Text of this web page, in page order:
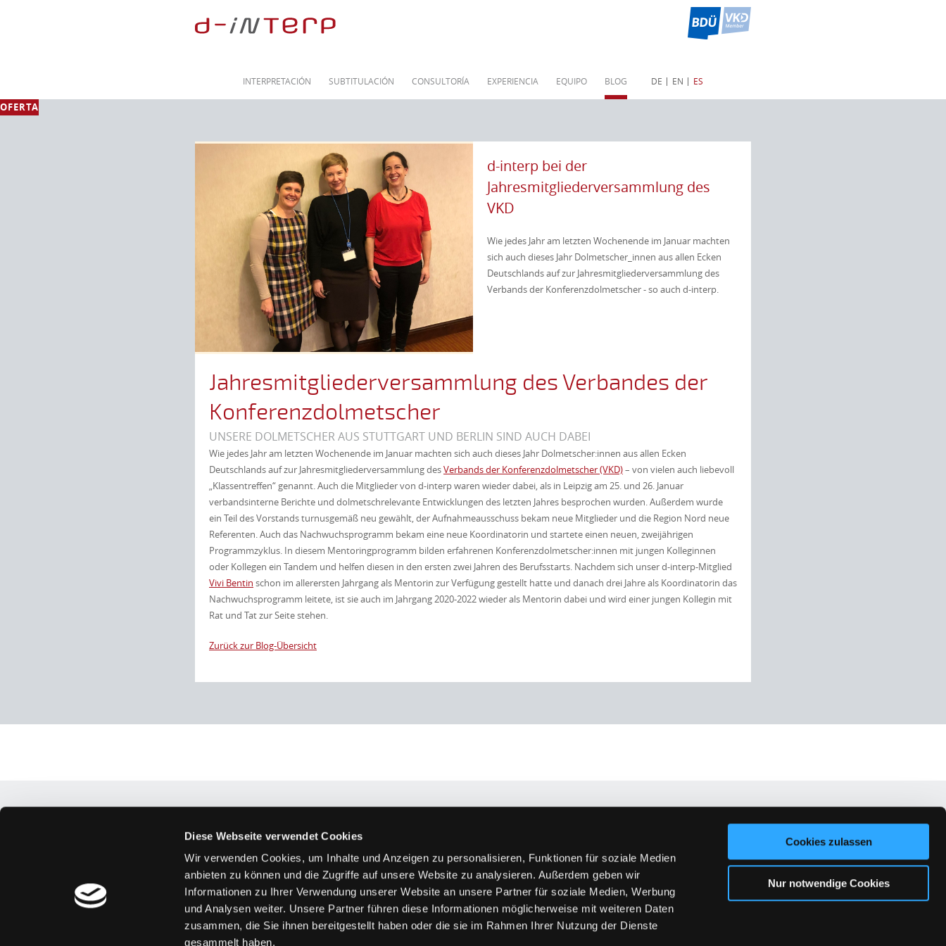
Diese Webseite verwendet Cookies
Wir verwenden Cookies, um Inhalte und Anzeigen zu personalisieren, Funktionen für soziale Medien
anbieten zu können und die Zugriffe auf unsere Website zu analysieren. Außerdem geben wir
Informationen zu Ihrer Verwendung unserer Website an unsere Partner für soziale Medien, Werbung
und Analysen weiter. Unsere Partner führen diese Informationen möglicherweise mit weiteren Daten
zusammen, die Sie ihnen bereitgestellt haben oder die sie im Rahmen Ihrer Nutzung der Dienste
gesammelt haben.
Cookies zulassen
Nur notwendige Cookies
DE EN ES
INTERPRETACIÓN SUBTITULACIÓN CONSULTORÍA EXPERIENCIA EQUIPO BLOG
OFERTA
d-interp bei der
Jahresmitgliederversammlung des
VKD
Wie jedes Jahr am letzten Wochenende im Januar machten
sich auch dieses Jahr Dolmetscher_innen aus allen Ecken
Deutschlands auf zur Jahresmitgliederversammlung des
Verbands der Konferenzdolmetscher - so auch d-interp.
Jahresmitgliederversammlung des Verbandes der
Konferenzdolmetscher
UNSERE DOLMETSCHER AUS STUTTGART UND BERLIN SIND AUCH DABEI
Wie jedes Jahr am letzten Wochenende im Januar machten sich auch dieses Jahr Dolmetscher:innen aus allen Ecken
Deutschlands auf zur Jahresmitgliederversammlung desVerbands der Konferenzdolmetscher (VKD)– von vielen auch liebevoll
„Klassentreffen“ genannt. Auch die Mitglieder von d-interp waren wieder dabei, als in Leipzig am 25. und 26. Januar
verbandsinterne Berichte und dolmetschrelevante Entwicklungen des letzten Jahres besprochen wurden. Außerdem wurde
ein Teil des Vorstands turnusgemäß neu gewählt, der Aufnahmeausschuss bekam neue Mitglieder und die Region Nord neue
Referenten. Auch das Nachwuchsprogramm bekam eine neue Koordinatorin und startete einen neuen, zweijährigen
Programmzyklus. In diesem Mentoringprogramm bilden erfahrenen Konferenzdolmetscher:innen mit jungen Kolleginnen
oder Kollegen ein Tandem und helfen diesen in den ersten zwei Jahren des Berufsstarts. Nachdem sich unser d-interp-Mitglied
Vivi Bentin schon im allerersten Jahrgang als Mentorin zur Verfügung gestellt hatte und danach drei Jahre als Koordinatorin das
Nachwuchsprogramm leitete, ist sie auch im Jahrgang 2020-2022 wieder als Mentorin dabei und wird einer jungen Kollegin mit
Rat und Tat zur Seite stehen.
Zurück zur Blog-Übersicht
Interpretación Subtitulación
Sara Campos Arnoldi
Sabine Kreuzpaintner
Martina Theimer